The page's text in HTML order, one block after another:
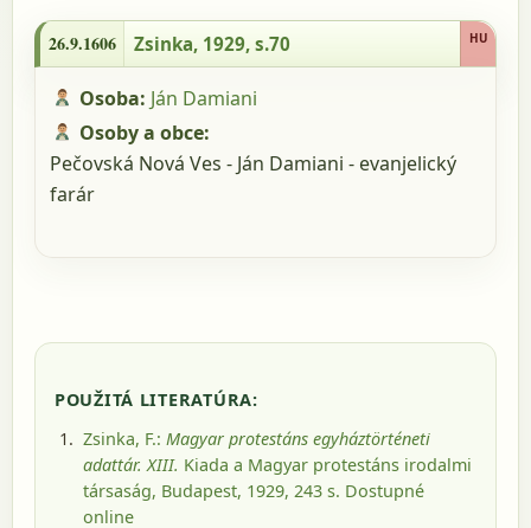
26.9.1606 Zsinka, 1929, s.70 HU
Osoba: Ján Damiani
Osoby a obce:
Pečovská Nová Ves - Ján Damiani - evanjelický
farár
POUŽITÁ LITERATÚRA:
Zsinka, F.: Magyar protestáns egyháztörténeti
adattár. XIII. Kiada a Magyar protestáns irodalmi
társaság, Budapest, 1929, 243 s. Dostupné
online